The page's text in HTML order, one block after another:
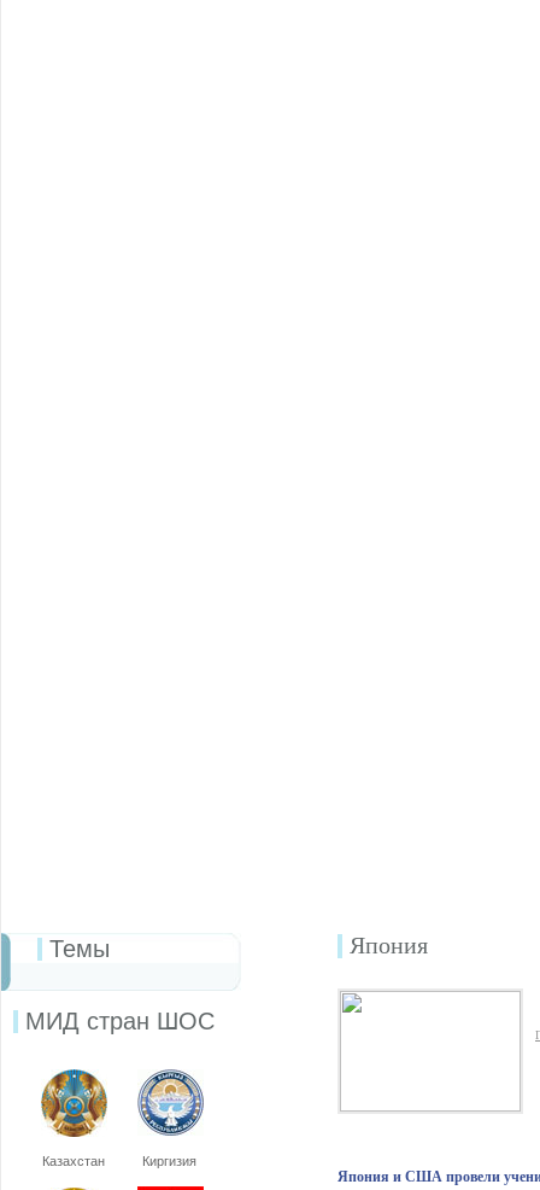
Темы
МИД стран ШОС
Казахстан Киргизия
Япония
Япония и США провели